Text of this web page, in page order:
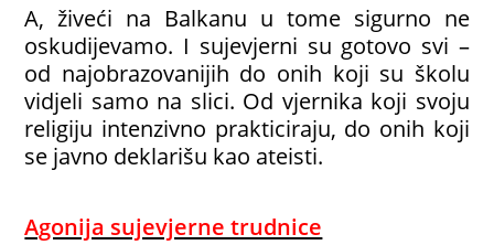
A, živeći na Balkanu u tome sigurno ne
oskudijevamo. I sujevjerni su gotovo svi –
od najobrazovanijih do onih koji su školu
vidjeli samo na slici. Od vjernika koji svoju
religiju intenzivno prakticiraju, do onih koji
se javno deklarišu kao ateisti.
Agonija sujevjerne trudnice